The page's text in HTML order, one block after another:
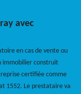
avec
en cas de vente ou
immobilier construit
certifiée comme
1552. Le prestataire va